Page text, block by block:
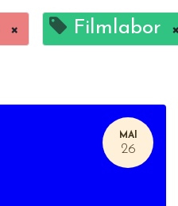
× Filmlabor
MAI
26